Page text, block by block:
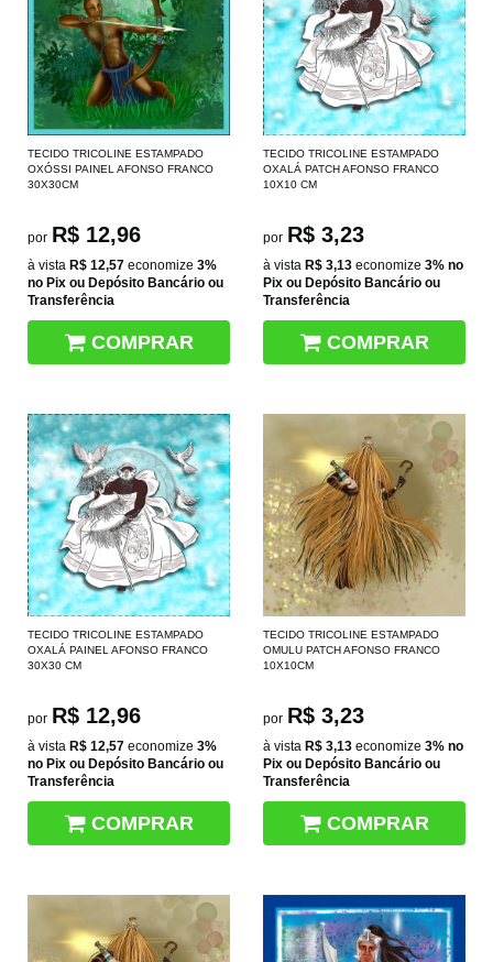
TECIDO TRICOLINE ESTAMPADO
OXÓSSI PAINEL AFONSO FRANCO
30X30CM
por R$ 12,96
à vista R$ 12,57 economize 3%
no Pix ou Depósito Bancário ou
Transferência
COMPRAR
TECIDO TRICOLINE ESTAMPADO
OXALÁ PATCH AFONSO FRANCO
10X10 CM
por R$ 3,23
à vista R$ 3,13 economize 3% no
Pix ou Depósito Bancário ou
Transferência
COMPRAR
TECIDO TRICOLINE ESTAMPADO
OXALÁ PAINEL AFONSO FRANCO
30X30 CM
por R$ 12,96
à vista R$ 12,57 economize 3%
no Pix ou Depósito Bancário ou
Transferência
COMPRAR
TECIDO TRICOLINE ESTAMPADO
OMULU PATCH AFONSO FRANCO
10X10CM
por R$ 3,23
à vista R$ 3,13 economize 3% no
Pix ou Depósito Bancário ou
Transferência
COMPRAR